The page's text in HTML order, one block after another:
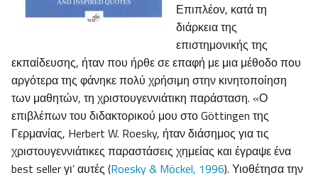
Επιπλέον, κατά τη
διάρκεια της
επιστημονικής της
εκπαίδευσης, ήταν που ήρθε σε επαφή με μια μέθοδο που
αργότερα της φάνηκε πολύ χρήσιμη στην κινητοποίηση
των μαθητών, τη χριστουγεννιάτικη παράσταση. «Ο
επιβλέπων του διδακτορικού μου στο Göttingen της
Γερμανίας, Herbert W. Roesky, ήταν διάσημος για τις
χριστουγεννιάτικες παραστάσεις χημείας και έγραψε ένα
best seller γι’ αυτές (Roesky & Möckel, 1996). Υιοθέτησα την